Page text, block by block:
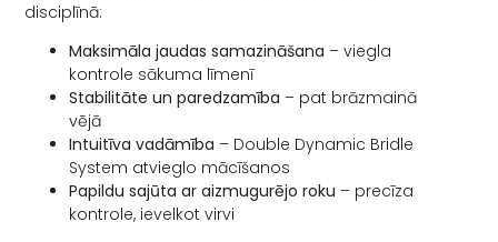
disciplīnā:
Maksimāla jaudas samazināšana – viegla
kontrole sākuma līmenī
Stabilitāte un paredzamība – pat brāzmainā
vējā
Intuitīva vadāmība – Double Dynamic Bridle
System atvieglo mācīšanos
Papildu sajūta ar aizmugurējo roku – precīza
kontrole, ievelkot virvi